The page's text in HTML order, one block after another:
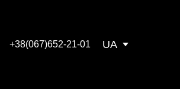
+38(067)652-21-01 UA